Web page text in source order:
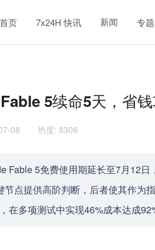
首页 7x24H 快讯 新闻 专题
5续命5天，省
08 热度: 8308
Fable 5免费使用期延长至7月12
节点提供高阶判断，后者使其作为
在多项测试中实现46%成本达成